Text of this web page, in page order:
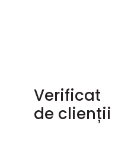
Verificat
de clienții